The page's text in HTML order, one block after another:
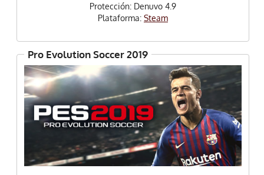
Protección: Denuvo 4.9
Plataforma: Steam
Pro Evolution Soccer 2019